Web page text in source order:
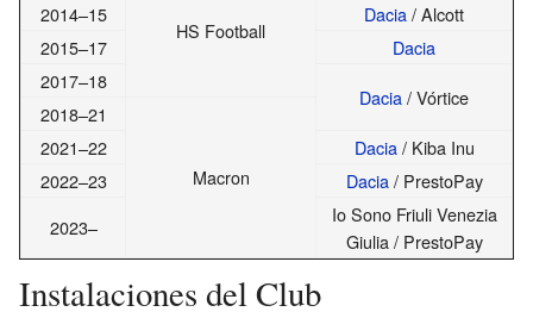
HS Football
2014–15
Dacia/ Alcott
2015–17
Dacia
2017–18
Dacia/ Vórtice
2018–21
Macron
2021–22 Dacia/ Kiba Inu
2022–23
Dacia/ PrestoPay
2023–
Io Sono Friuli Venezia
Giulia / PrestoPay
Instalaciones del Club